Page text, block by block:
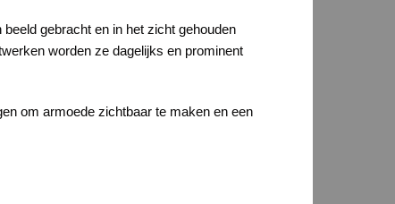
gebracht en in het zicht gehouden
worden ze dagelijks en prominent
om armoede zichtbaar te maken en een